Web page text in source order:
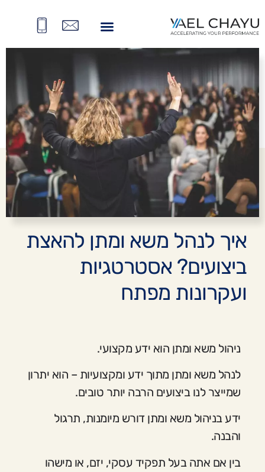
BACK
איך לנהל משא ומתן להאצת
ביצועים? אסטרטגיות
ועקרונות מפתח
ניהול משא ומתן הוא ידע מקצועי.
לנהל משא ומתן מתוך ידע ומקצועיות – הוא יתרון
שמייצר לנו ביצועים הרבה יותר טובים.
ידע בניהול משא ומתן דורש מיומנות, תרגול
והבנה.
בין אם אתה בעל תפקיד עסקי, יזם, או מישהו